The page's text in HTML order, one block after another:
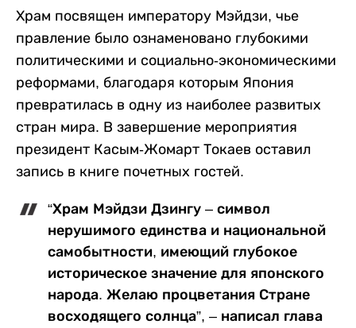
Храм посвящен императору Мэйдзи, чье
правление было ознаменовано глубокими
политическими и социально-экономическими
реформами, благодаря которым Япония
превратилась в одну из наиболее развитых
стран мира. В завершение мероприятия
президент Касым-Жомарт Токаев оставил
запись в книге почетных гостей.
“Храм Мэйдзи Дзингу – символ
нерушимого единства и национальной
самобытности, имеющий глубокое
историческое значение для японского
народа. Желаю процветания Стране
восходящего солнца”, – написал глава